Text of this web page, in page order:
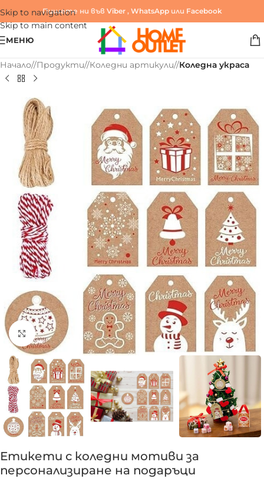
Skip to navigation
Skip to main content
Пишете ни във Viber , WhatsAppили Facebook
МЕНЮ
Начало/ Продукти/ Коледни артикули/ Коледна украса
Click to enlarge
Етикети с коледни мотиви за
персонализиране на подаръци